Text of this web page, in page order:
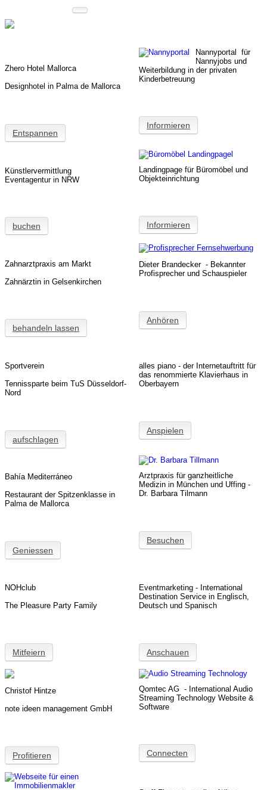
Webdesign & Programmierung
Künstleragentur
Zahnärztin
TOP Restaurant
Immobilien
Beautylounge
Nanny Portal
Büromöbel
Profisprecher
Zhero Hotel Mallorca
Designhotel in Palma de Mallorca
Entspannen
Nannyportal für
Nannyjobs und
Weiterbildung in der privaten
Kinderbetreuung
Informieren
Künstlervermittlung
Eventagentur in NRW
buchen
Landingpage für Büromöbel und
Objekteinrichtung
Informieren
Zahnarztpraxis am Markt
Zahnärztin in Gelsenkirchen
behandeln lassen
Dieter Brandecker - Bekannter
Profisprecher und Schauspieler
Anhören
Sportverein
Tennissparte beim TuS Düsseldorf-
Nord
aufschlagen
alles piano - der Internetauftritt für
das renommierte Klavierhaus in
Oberbayern
Anspielen
Bahía Mediterráneo
Restaurant der Spitzenklasse in
Palma de Mallorca
Geniessen
Arztpraxis für ganzheitliche
Medizin in München und Uffing -
Dr. Barbara Tilmann
Besuchen
NOHclub
The Pleasure Party Family
Mitfeiern
Eventmarketing - International
Destination Service in Englisch,
Deutsch und Spanisch
Anschauen
Christof Hintze
note ideen management GmbH
Profitieren
Qomtec AG - International Audio
Streaming Technology Website &
Software
Connecten